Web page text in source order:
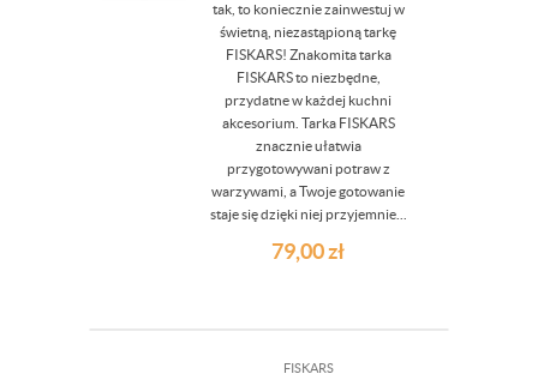
tak, to koniecznie zainwestuj w
świetną, niezastąpioną tarkę
FISKARS! Znakomita tarka
FISKARS to niezbędne,
przydatne w każdej kuchni
akcesorium. Tarka FISKARS
znacznie ułatwia
przygotowywani potraw z
warzywami, a Twoje gotowanie
staje się dzięki niej przyjemnie...
79,00zł
FISKARS